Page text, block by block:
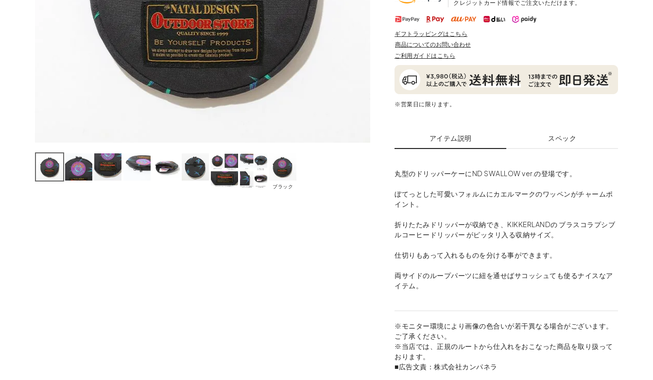
ブラック
クレジットカード情報でご注文いただけます。
ギフトラッピングはこちら
商品についてのお問い合わせ
ご利用ガイドはこちら
※営業日に限ります。
アイテム説明 スペック
丸型のドリッパーケーにND SWALLOW ver.の登場です。
ぼてっとした可愛いフォルムにカエルマークのワッペンがチャームポ
イント。
折りたたみドリッパーが収納でき、KIKKERLANDの ブラスコラプシブ
ルコーヒードリッパー がピッタリ入る収納サイズ。
仕切りもあって入れるものを分ける事ができます。
両サイドのループパーツに紐を通せばサコッシュても使るナイスなア
イテム。
※モニター環境により画像の色合いが若干異なる場合がございます。
ご了承ください。
※当店では、正規のルートから仕入れをおこなった商品を取り扱って
おります。
■広告文責：株式会社カンパネラ